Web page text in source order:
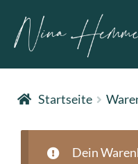
Startseite
Dein